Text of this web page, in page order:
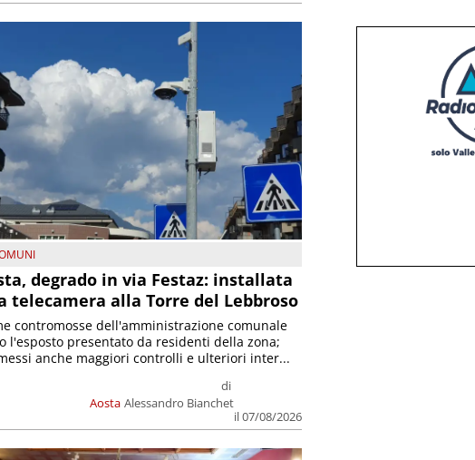
degrado in via Festaz: installata
telecamera alla Torre del Lebbroso
Aosta
di
Alessandro Bianchet
il 07/08/2026
contromosse dell'amministrazione comunale
l'esposto presentato da residenti della zona;
anche maggiori controlli e ulteriori inter...